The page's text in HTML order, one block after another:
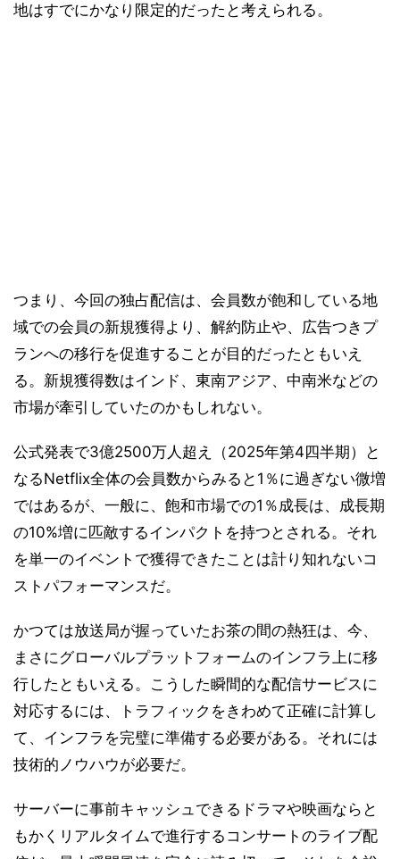
地はすでにかなり限定的だったと考えられる。
つまり、今回の独占配信は、会員数が飽和している地
域での会員の新規獲得より、解約防止や、広告つきプ
ランへの移行を促進することが目的だったともいえ
る。新規獲得数はインド、東南アジア、中南米などの
市場が牽引していたのかもしれない。
公式発表で3億2500万人超え（2025年第4四半期）と
なるNetflix全体の会員数からみると1％に過ぎない微増
ではあるが、一般に、飽和市場での1％成長は、成長期
の10%増に匹敵するインパクトを持つとされる。それ
を単一のイベントで獲得できたことは計り知れないコ
ストパフォーマンスだ。
かつては放送局が握っていたお茶の間の熱狂は、今、
まさにグローバルプラットフォームのインフラ上に移
行したともいえる。こうした瞬間的な配信サービスに
対応するには、トラフィックをきわめて正確に計算し
て、インフラを完璧に準備する必要がある。それには
技術的ノウハウが必要だ。
サーバーに事前キャッシュできるドラマや映画ならと
もかくリアルタイムで進行するコンサートのライブ配